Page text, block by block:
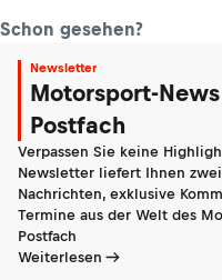
Schon gesehen?
Newsletter
Motorsport-
Postfach
Verpassen Sie keine
Newsletter liefert Ihnen
Nachrichten, exklusive
Termine aus der Welt des
Postfach
Weiterlesen